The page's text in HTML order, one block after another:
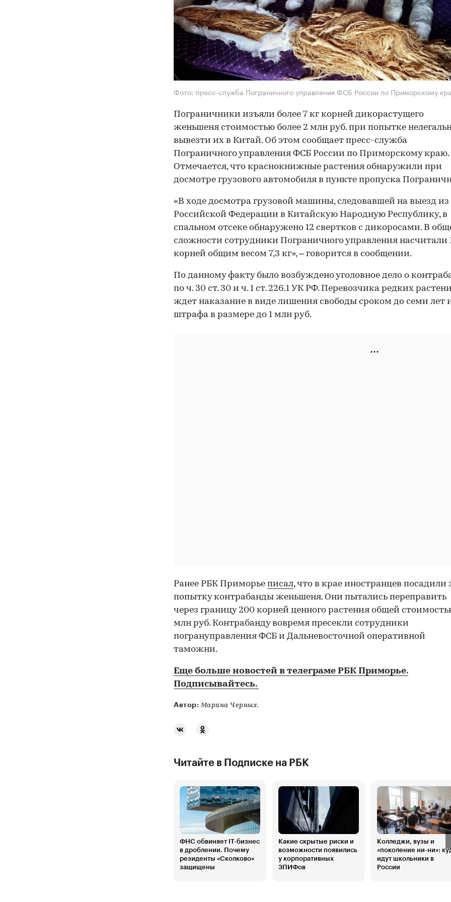
Фото: пресс-служба Пограничного управления ФСБ России по Приморскому
Пограничники изъяли более 7 кг корней дикорастущего
женьшеня стоимостью более 2 млн руб. при попытке
вывезти их в Китай. Об этом сообщает пресс-служба
Пограничного управления ФСБ России по Приморскому краю.
Отмечается, что краснокнижные растения обнаружили при
досмотре грузового автомобиля в пункте пропуска
«В ходе досмотра грузовой машины, следовавшей на выезд из
Российской Федерации в Китайскую Народную Республику, в
спальном отсеке обнаружено 12 свертков с дикоросами. В
сложности сотрудники Пограничного управления насчитали
корней общим весом 7,3 кг», – говорится в сообщении.
По данному факту было возбуждено уголовное дело о
по ч. 30 ст. 30 и ч. 1 ст. 226.1 УК РФ. Перевозчика редких
ждет наказание в виде лишения свободы сроком до семи лет
штрафа в размере до 1 млн руб.
Ранее РБК Приморье писал, что в крае иностранцев посадили
попытку контрабанды женьшеня. Они пытались переправить
через границу 200 корней ценного растения общей
млн руб. Контрабанду вовремя пресекли сотрудники
погрануправления ФСБ и Дальневосточной оперативной
таможни.
Еще больше новостей в телеграме РБК Приморье.
Подписывайтесь.
Автор: Марина Черных.
Читайте в Подписке на РБК
ФНС обвиняет IT-бизнес
в дроблении. Почему
резиденты «Сколково»
защищены
Какие скрытые риски и
возможности появились
у корпоративных
ЗПИФов
Колледжи, вузы и
«поколение ни-ни»:
идут школьники в
России